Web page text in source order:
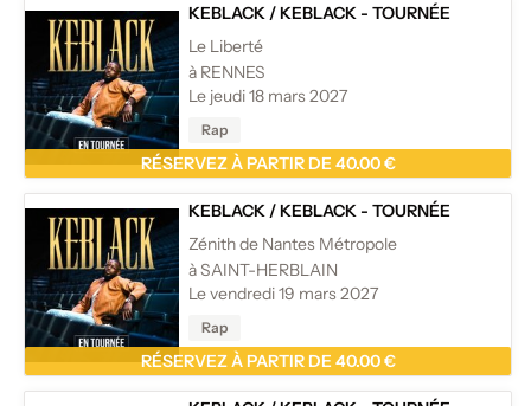
KEBLACK /KEBLACK - TOURNÉE
Le Liberté
à RENNES
Le jeudi 18 mars 2027
Rap
RÉSERVEZ À PARTIR DE 40.00 €
KEBLACK /KEBLACK - TOURNÉE
Zénith de Nantes Métropole
à SAINT-HERBLAIN
Le vendredi 19 mars 2027
Rap
RÉSERVEZ À PARTIR DE 40.00 €